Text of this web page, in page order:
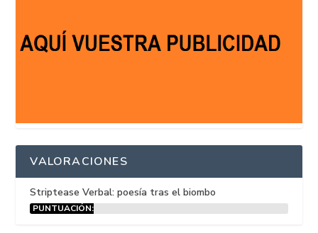
VALORACIONES
Striptease Verbal: poesía tras el biombo
PUNTUACIÓN: